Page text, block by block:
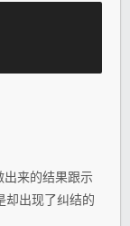
出来的结果跟示
却出现了纠结的